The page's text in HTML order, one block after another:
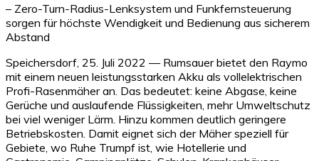
– Zero-Turn-Radius-Lenksystem und Funkfernsteuerung
sorgen für höchste Wendigkeit und Bedienung aus sicherem
Abstand
Speichersdorf, 25. Juli 2022 — Rumsauer bietet den Raymo
mit einem neuen leistungsstarken Akku als vollelektrischen
Profi-Rasenmäher an. Das bedeutet: keine Abgase, keine
Gerüche und auslaufende Flüssigkeiten, mehr Umweltschutz
bei viel weniger Lärm. Hinzu kommen deutlich geringere
Betriebskosten. Damit eignet sich der Mäher speziell für
Gebiete, wo Ruhe Trumpf ist, wie Hotellerie und